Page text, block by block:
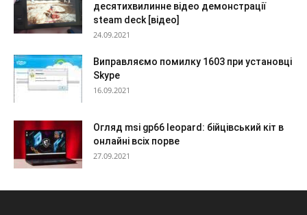
десятихвилинне відео демонстрації
steam deck [відео]
24.09.2021
Виправляємо помилку 1603 при установці
Skype
16.09.2021
Огляд msi gp66 leopard: бійцівський кіт в
онлайні всіх порве
27.09.2021